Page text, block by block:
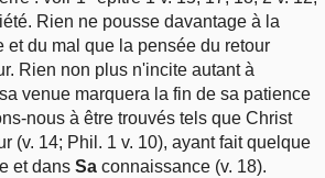
Rien ne pousse davantage à la
et du mal que la pensée du retour
Rien non plus n'incite autant à
venue marquera la fin de sa patience
nous à être trouvés tels que Christ
(v. 14; Phil. 1 v. 10), ayant fait quelque
et dans Sa connaissance (v. 18).